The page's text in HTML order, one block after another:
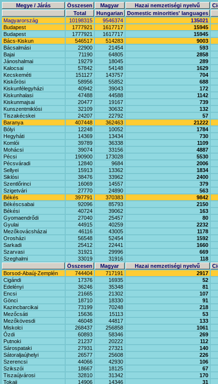
Megye / Járás Összesen Magyar Hazai nemzetiségi nyelvű
Total
Hungarian
Domestic minorities' languages
Magyarország
10198315 9546374
135021
Budapest
1777921 1617717
15945
Budapest
1777921 1617717
15945
Bács-Kiskun
546517 514283
9003
Bácsalmási
22900 21454
593
Bajai
71190 64805
2858
Jánoshalmai
19279 18045
289
Kalocsai
57842 54148
1629
Kecskeméti
151127 143757
704
Kiskőrösi
58956 55852
688
Kiskunfélegyházi
40942 39043
172
Kiskunhalasi
47488 44588
1142
Kiskunmajsai
20477 19167
739
Kunszentmiklósi
32109 30632
132
Tiszakécskei
24207 22792
57
Baranya
407448 362463
21222
Bólyi
12248 10052
1784
Hegyháti
14369 13434
730
Komlói
39789 36338
1109
Mohácsi
39074 33156
4887
Pécsi
190900 173028
5530
Pécsváradi
12840 9684
2006
Sellyei
15913 13362
1834
Siklósi
38476 33962
2400
Szentlőrinci
16069 14557
379
Szigetvári
27770 24890
563
Békés
397791 370383
9842
Békéscsabai
92096 85793
2150
Békési
40724 39062
163
Gyomaendrődi
27040 25457
80
Gyulai
44915 40259
2232
Mezőkovácsházai
46116 43005
1178
Orosházi
56548 52454
1592
Sarkadi
25412 22441
1660
Szarvasi
31921 29996
669
Szeghalmi
33019 31916
118
Összesen
Magyar Hazai nemzetiségi nyelvű
Borsod-Abaúj-Zemplén
744404 717191
2917
Cigándi
17376 16935
52
Edelényi
36246 35348
81
Encsi
21665 21302
107
Gönci
18710 18330
91
Kazincbarcikai
73199 70248
218
Mezőcsáti
15636 15113
53
Mezőkövesdi
46048 44817
133
Miskolci
268437 256858
1061
Ózdi
60893 58346
269
Putnoki
21237 20222
112
Sárospataki
27931 27321
140
Sátoraljaújhelyi
26577 25608
226
Szerencsi
44066 42930
106
Szikszói
18667 18125
67
Tiszaújvárosi
32810 31342
170
Tokaji
14906 14346
31